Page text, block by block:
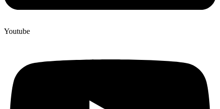
Youtube